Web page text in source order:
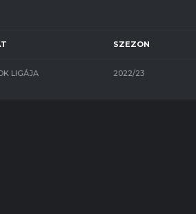
SZEZON
LIGÁJA 2022/23